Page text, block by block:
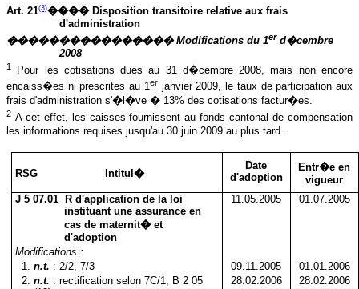
Art. 21(3)���� Disposition transitoire relative aux frais
d'administration
���������������� Modifications du 1erd�cembre
2008
1
Pour les cotisations dues au 31 d�cembre 2008, mais non encore
encaiss�es ni prescrites au 1erjanvier 2009, le taux de participation aux
frais d'administration s'�l�ve � 13% des cotisations factur�es.
2 Acet effet, les caisses fournissent au fonds cantonal de compensation
les informations requises jusqu'au 30 juin 2009 au plus tard.
RSG Intitul�
Date
d'adoption
Entr�e en
vigueur
J 5 07.01 R d'application de la loi
instituant une assurance en
cas de maternit� et
d'adoption
11.05.2005 01.07.2005
Modifications :
1.n.t. : 2/2, 7/3 09.11.2005
01.01.2006
2.n.t. : rectification selon 7C/1, B 2 05
28.02.2006 28.02.2006